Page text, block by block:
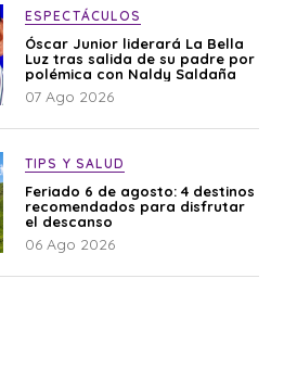
ESPECTÁCULOS
Óscar Junior liderará La Bella
Luz tras salida de su padre por
polémica con Naldy Saldaña
07 Ago 2026
TIPS Y SALUD
Feriado 6 de agosto: 4 destinos
recomendados para disfrutar
el descanso
06 Ago 2026